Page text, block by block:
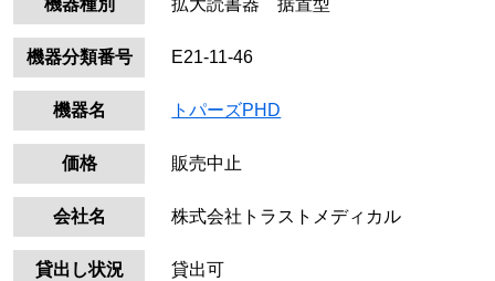
機器種別 拡大読書器 据置型
機器分類番号 E21-11-46
機器名 トパーズPHD
価格 販売中止
会社名 株式会社トラストメディカル
貸出し状況 貸出可